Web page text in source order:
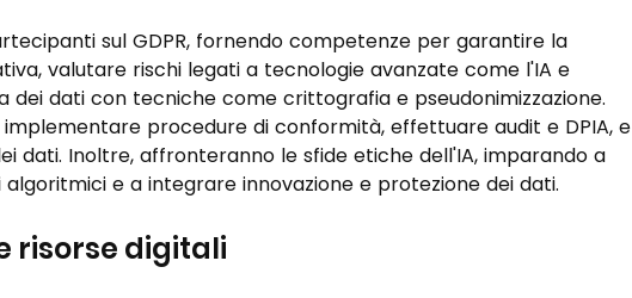
sul GDPR, fornendo competenze per garantire la
valutare rischi legati a tecnologie avanzate come l'IA e
dei dati con tecniche come crittografia e pseudonimizzazione.
procedure di conformità, effettuare audit e DPIA, e
dati. Inoltre, affronteranno le sfide etiche dell'IA, imparando a
algoritmici e a integrare innovazione e protezione dei dati.
risorse digitali